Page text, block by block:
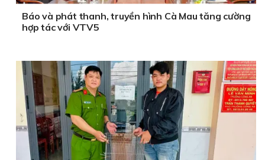
Báo và phát thanh, truyền hình Cà Mau tăng cường
hợp tác với VTV5